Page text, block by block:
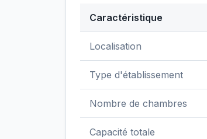
Caractéristique
Localisation
Type d'établissement
Nombre de chambres
Capacité totale